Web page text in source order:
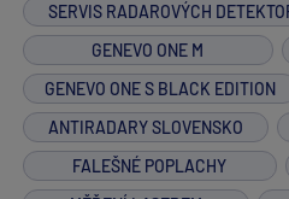
SERVIS RADAROVÝCH
GENEVO ONE M
GENEVO ONE S BLACK EDITION
ANTIRADARY SLOVENSKO
FALEŠNÉ POPLACHY